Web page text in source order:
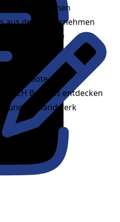
Kooperationen
aus dem Unternehmen
Projektbeispiele
Benefits entdecken
im Handwerk